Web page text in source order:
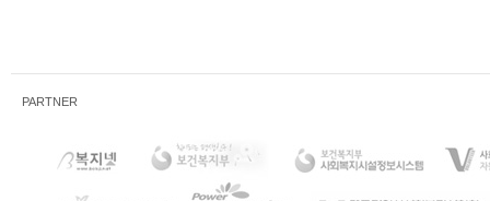
PARTNER